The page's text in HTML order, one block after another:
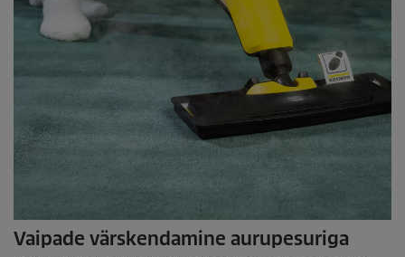
Vaipade värskendamine aurupesuriga